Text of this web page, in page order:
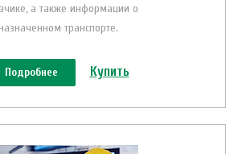
а также информации о
назначенном транспорте.
Подробнее Купить